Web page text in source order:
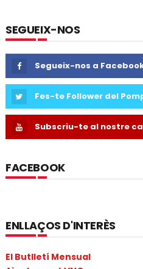
SEGUEIX-NOS
Segueix-nos a
Fes-te Follower del
Subscriu-te al nostre
FACEBOOK
ENLLAÇOS D'INTERÈS
El Butlletí Mensual